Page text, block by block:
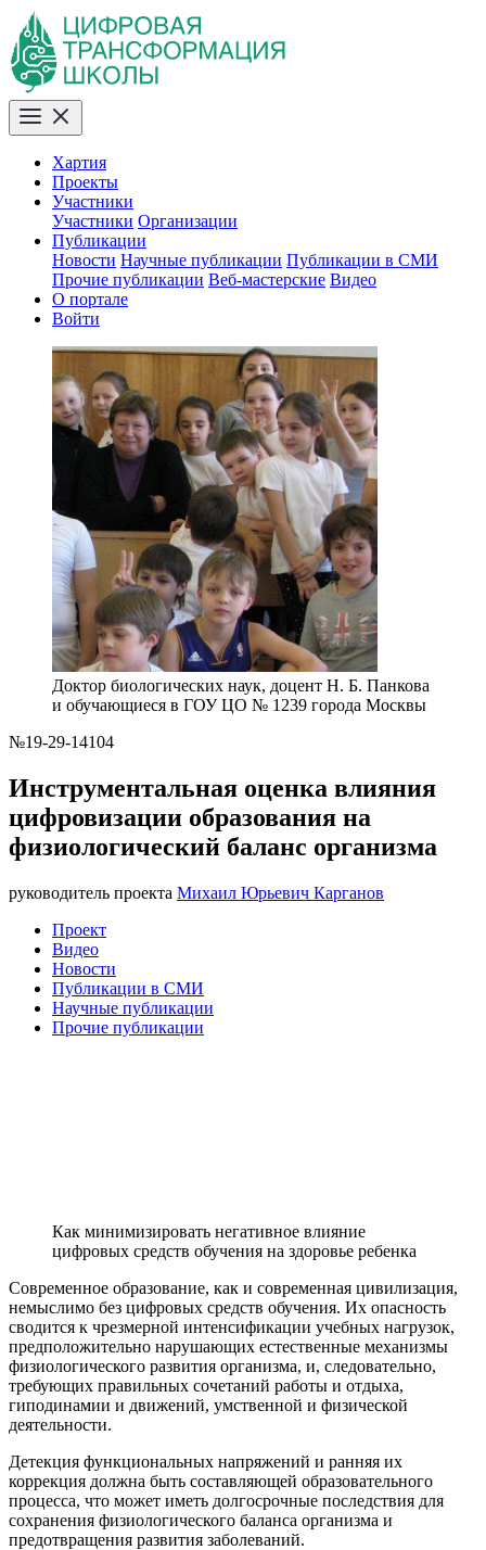
Хартия
Проекты
Участники
Участники Организации
Публикации
Новости Научные публикации Публикации в СМИ
Прочие публикации Веб-мастерские Видео
О портале
Войти
Доктор биологических наук, доцент Н. Б. Панкова
и обучающиеся в ГОУ ЦО № 1239 города Москвы
№19-29-14104
Инструментальная оценка влияния
цифровизации образования на
физиологический баланс организма
руководитель проекта Михаил Юрьевич Карганов
Проект
Видео
Новости
Публикации в СМИ
Научные публикации
Прочие публикации
Как минимизировать негативное влияние
цифровых средств обучения на здоровье ребенка
Современное образование, как и современная цивилизация,
немыслимо без цифровых средств обучения. Их опасность
сводится к чрезмерной интенсификации учебных нагрузок,
предположительно нарушающих естественные механизмы
физиологического развития организма, и, следовательно,
требующих правильных сочетаний работы и отдыха,
гиподинамии и движений, умственной и физической
деятельности.
Детекция функциональных напряжений и ранняя их
коррекция должна быть составляющей образовательного
процесса, что может иметь долгосрочные последствия для
сохранения физиологического баланса организма и
предотвращения развития заболеваний.